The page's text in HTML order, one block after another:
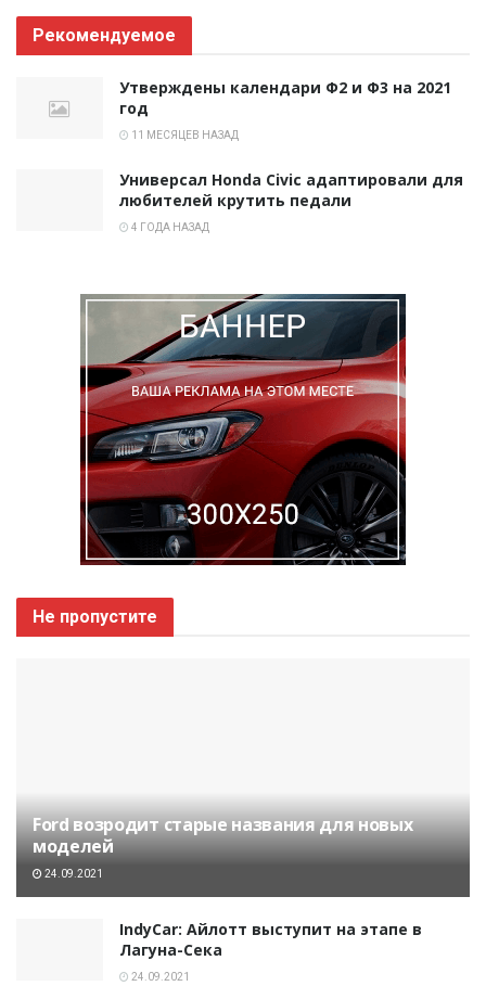
Рекомендуемое
Утверждены календари Ф2 и Ф3 на 2021
год
11 МЕСЯЦЕВ НАЗАД
Универсал Honda Civic адаптировали для
любителей крутить педали
4 ГОДА НАЗАД
Не пропустите
Ford возродит старые названия для новых
моделей
24.09.2021
IndyCar: Айлотт выступит на этапе в
Лагуна-Сека
24.09.2021